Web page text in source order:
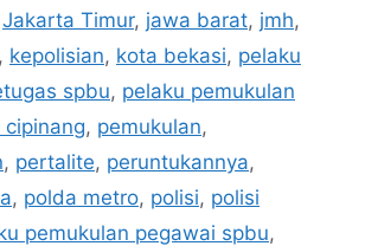
Jakarta Timur, jawa barat, jmh,
, kepolisian, kota bekasi, pelaku
spbu, pelaku pemukulan
, pemukulan,
, pertalite, peruntukannya,
, polda metro, polisi, polisi
pemukulan pegawai spbu,